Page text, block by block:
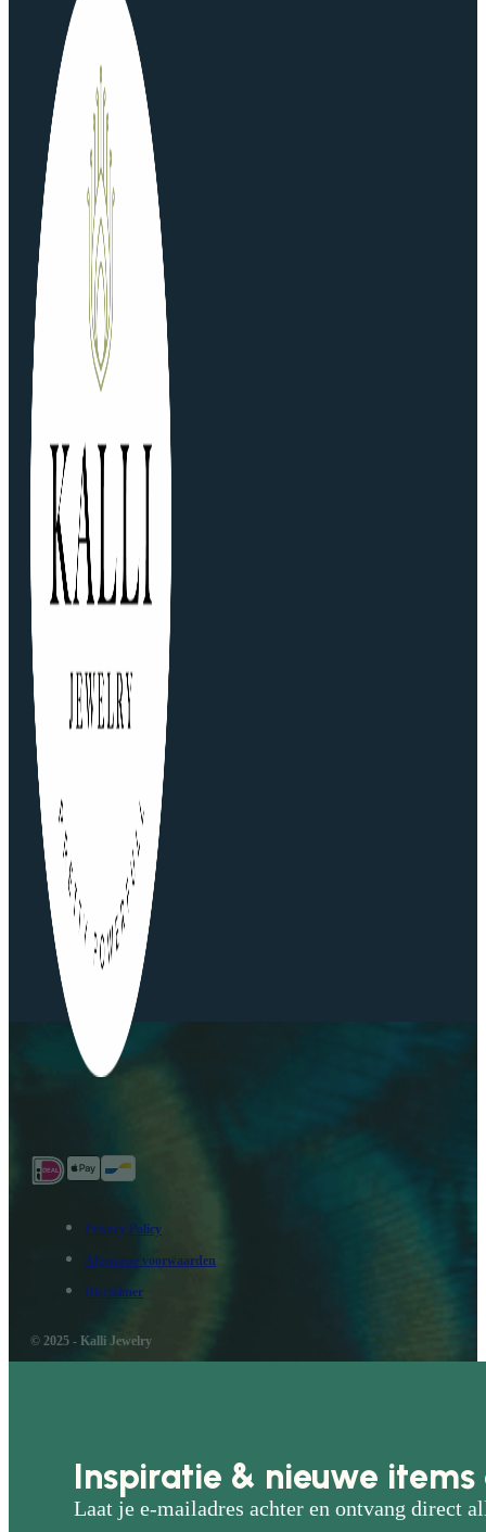
Privacy Policy
Algemene voorwaarden
Disclaimer
© 2025 - Kalli Jewelry
Inspiratie & nieuwe
Laat je e-mailadres achter en ontvang direct